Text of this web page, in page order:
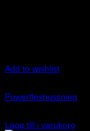
Add to wishlist
Powerflexbussning
Lägg till i varukorg